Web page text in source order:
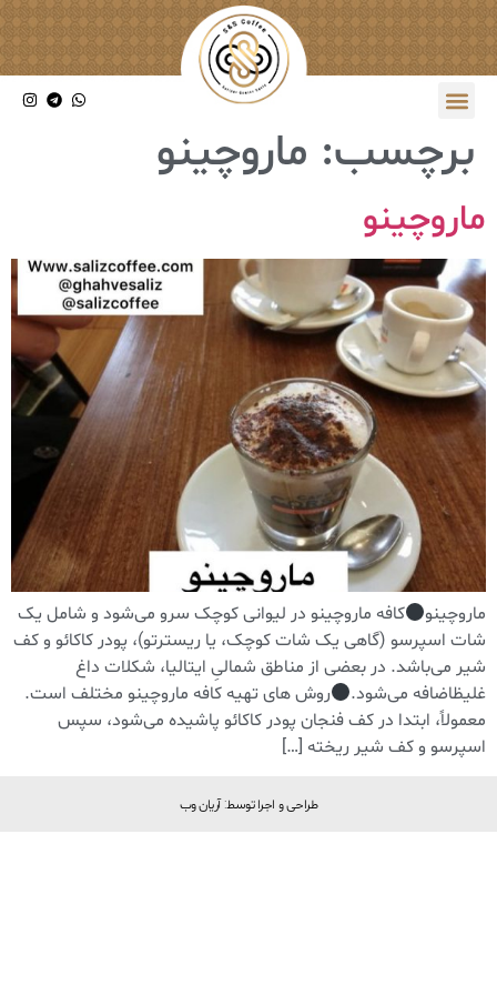
برچسب: ماروچینو
ماروچینو
ماروچینو
کافه ماروچینو در لیوانی کوچک سرو می‌شود و شامل یک
شات اسپرسو (گاهی یک شات کوچک، یا ریسترتو)، پودر کاکائو و کف
شیر می‌باشد. در بعضی از مناطق شمالیِ ایتالیا، شکلات داغ
غلیظاضافه می‌شود.
روش های تهیه کافه ماروچینو مختلف است.
معمولاً، ابتدا در کف فنجان پودر کاکائو پاشیده می‌شود، سپس
اسپرسو و کف شیر ریخته […]
طراحی و اجرا توسط: آریان وب